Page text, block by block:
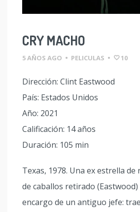
CRY MACHO
5 AÑOS AGO • PELICULAS • 10
Dirección: Clint Eastwood
País: Estados Unidos
Año: 2021
Calificación: 14 años
Duración: 105 min
Texas, 1978. Una ex estrella
de caballos retirado
encargo de un antiguo jefe: